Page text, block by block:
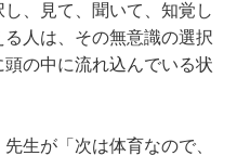
、見て、聞いて、知覚し
人は、その無意識の選択
の中に流れ込んでいる状
生が「次は体育なので、